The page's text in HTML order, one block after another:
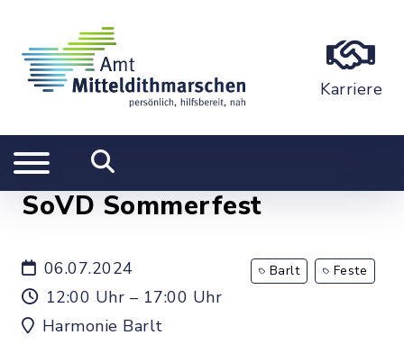
Karriere
SoVD Sommerfest
06.07.2024
12:00 Uhr – 17:00 Uhr
Harmonie Barlt
Barlt Feste